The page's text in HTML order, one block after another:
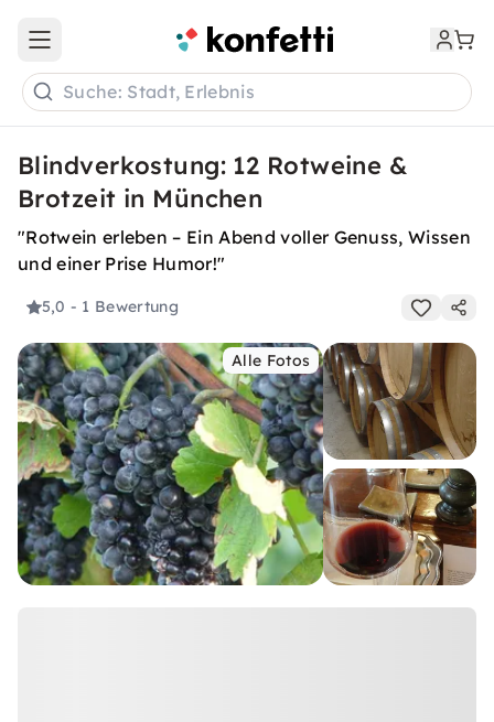
Open main menu
Suche: Stadt, Erlebnis
Blindverkostung: 12 Rotweine &
Brotzeit in München
"Rotwein erleben – Ein Abend voller Genuss, Wissen
und einer Prise Humor!"
5,0 - 1 Bewertung
Alle Fotos